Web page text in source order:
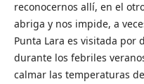
reconocernos allí, en el
abriga y nos impide, a
Punta Lara es visitada por
durante los febriles
calmar las temperaturas